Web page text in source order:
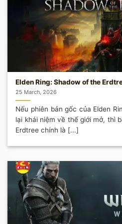
Elden Ring: Shadow of the
25 March, 2026
Nếu phiên bản gốc của Elden
lại khái niệm về thế giới mở, thì
Erdtree chính là [...]